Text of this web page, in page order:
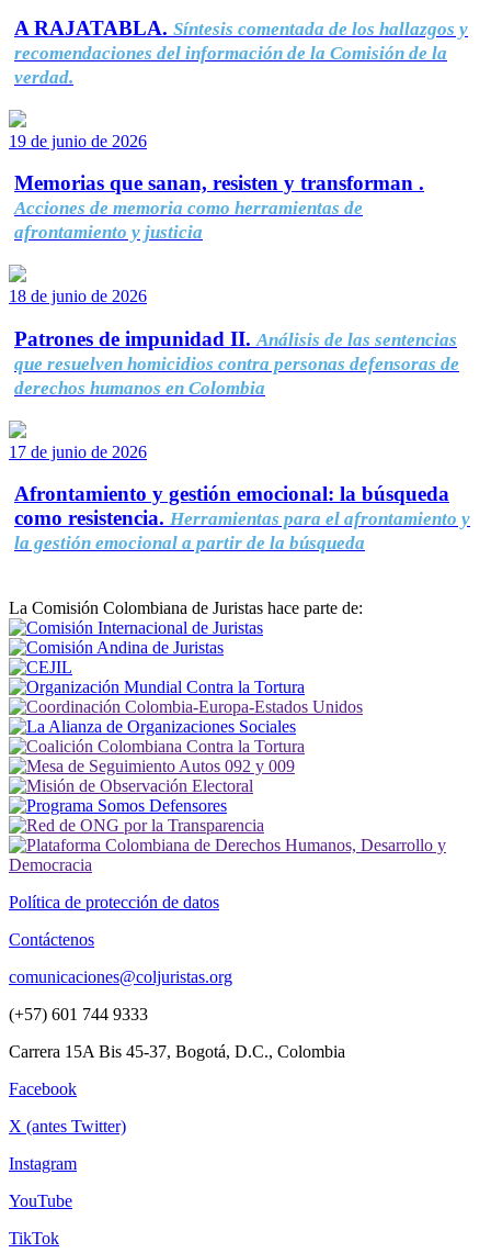
A RAJATABLA. Síntesis comentada de los hallazgos y
recomendaciones del información de la Comisión de la
verdad.
19 de junio de 2026
Memorias que sanan, resisten y transforman .
Acciones de memoria como herramientas de
afrontamiento y justicia
18 de junio de 2026
Patrones de impunidad II. Análisis de las sentencias
que resuelven homicidios contra personas defensoras de
derechos humanos en Colombia
17 de junio de 2026
Afrontamiento y gestión emocional: la búsqueda
como resistencia. Herramientas para el afrontamiento y
la gestión emocional a partir de la búsqueda
La Comisión Colombiana de Juristas hace parte de:
Política de protección de datos
Contáctenos
comunicaciones@coljuristas.org
(+57) 601 744 9333
Carrera 15A Bis 45-37, Bogotá, D.C., Colombia
Facebook
X (antes Twitter)
Instagram
YouTube
TikTok